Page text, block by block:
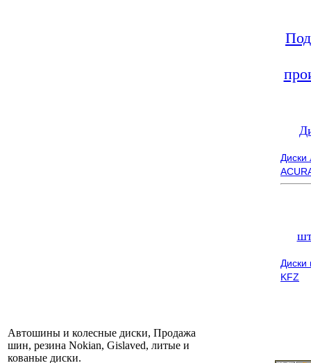
Диски
KFZ
Автошины и колесные диски, Продажа
шин, резина Nokian, Gislaved, литые и
кованые диски.